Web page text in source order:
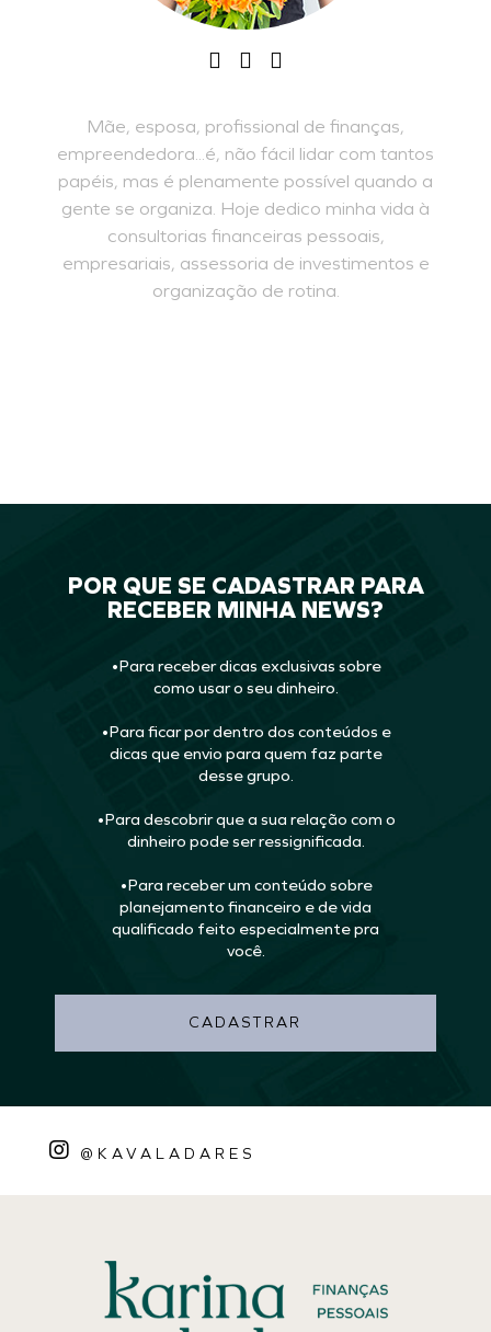
Mãe, esposa, profissional de finanças,
empreendedora...é, não fácil lidar com tantos
papéis, mas é plenamente possível quando a
gente se organiza. Hoje dedico minha vida à
consultorias financeiras pessoais,
empresariais, assessoria de investimentos e
organização de rotina.
POR QUE SE CADASTRAR PARA
RECEBER MINHA NEWS?
•Para receber dicas exclusivas sobre
como usar o seu dinheiro.
•Para ficar por dentro dos conteúdos e
dicas que envio para quem faz parte
desse grupo.
•Para descobrir que a sua relação com o
dinheiro pode ser ressignificada.
•Para receber um conteúdo sobre
planejamento financeiro e de vida
qualificado feito especialmente pra
você.
CADASTRAR
@KAVALADARES